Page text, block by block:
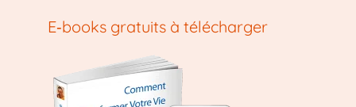
E‑books gratuits à télécharger